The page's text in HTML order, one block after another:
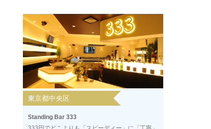
東京都中央区
Standing Bar 333